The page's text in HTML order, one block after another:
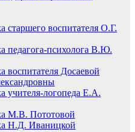
старшего воспитателя О.Г.
педагога-психолога В.Ю.
воспитателя Досаевой
учителя-логопеда Е.А.
М.В. Пототовой
Н.Д. Иваницкой